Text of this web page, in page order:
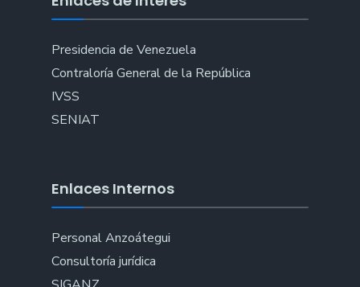
Presidencia de Venezuela
Contraloría General de la República
IVSS
SENIAT
Enlaces Internos
Personal Anzoátegui
Consultoría jurídica